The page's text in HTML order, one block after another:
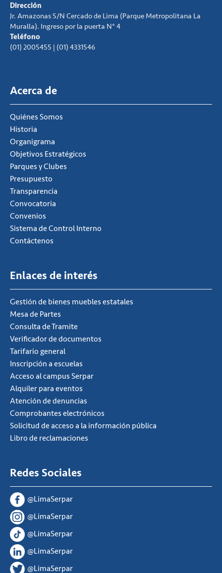
Dirección
Jr. Amazonas S/N Cercado de Lima (Parque Metropolitana La
Muralla). Ingreso por la puerta N° 4
Teléfono
(01) 2005455 | (01) 4331546
Acerca de
Quiénes Somos
Historia
Organigrama
Objetivos Estratégicos
Parques y Clubes
Presupuesto
Transparencia
Convocatoria
Convenios
Sistema de Control Interno
Contáctenos
Enlaces de interés
Gestión de bienes muebles estatales
Mesa de Partes
Consulta de Tramite
Verificador de documentos
Tarifario general
Inscripción a escuelas
Acceso al campus Serpar
Alquiler para eventos
Atención de denuncias
Comprobantes electrónicos
Solicitud de acceso a la información pública
Libro de reclamaciones
Redes Sociales
@LimaSerpar
@LimaSerpar
@LimaSerpar
@LimaSerpar
@LimaSerpar